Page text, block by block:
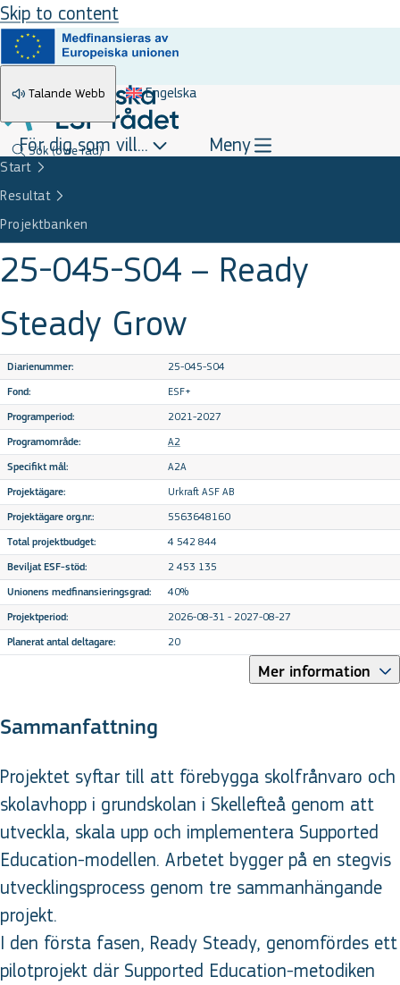
Skip to content
Talande Webb Engelska
Sök(övre rad)
För dig som vill... Meny
Start
Resultat
Projektbanken
25-045-S04 – Ready
Steady Grow
Diarienummer: 25-045-S04
Fond: ESF+
Programperiod: 2021-2027
Programområde: A2
Specifikt mål: A2A
Projektägare: Urkraft ASF AB
Projektägare org.nr.: 5563648160
Total projektbudget: 4 542 844
Beviljat ESF-stöd: 2 453 135
Unionens medfinansieringsgrad: 40%
Projektperiod: 2026-08-31 - 2027-08-27
Planerat antal deltagare: 20
Mer information
Sammanfattning
Projektet syftar till att förebygga skolfrånvaro och
skolavhopp i grundskolan i Skellefteå genom att
utveckla, skala upp och implementera Supported
Education-modellen. Arbetet bygger på en stegvis
utvecklingsprocess genom tre sammanhängande
projekt.
I den första fasen, Ready Steady, genomfördes ett
pilotprojekt där Supported Education-metodiken